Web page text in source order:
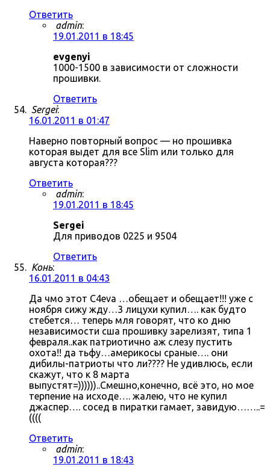
Ответить
admin:
19.01.2011 в 18:45
evgenyi
1000-1500 в зависимости от сложности
прошивки.
Ответить
Sergei:
16.01.2011 в 01:47
Наверно повторный вопрос — но прошивка
которая выдет для все Slim или только для
августа которая???
Ответить
admin:
19.01.2011 в 18:45
Sergei
Для приводов 0225 и 9504
Ответить
Конь:
16.01.2011 в 04:43
Да чмо этот C4eva …обещает и обещает!!! уже с
ноября сижу жду…3 лицухи купил…. как будто
стебется… теперь мля говорят, что ко дню
независимости сша прошивку зарелизят, типа 1
февраля..как патриотично аж слезу пустить
охота!! да тьфу…америкосы сраные…. они
дибилы-патриоты что ли???? Не удивлюсь, если
скажут, что к 8 марта
выпустят=))))))..Смешно,конечно, всё это, но мое
терпение на исходе…. жалею, что не купил
джаспер…. сосед в пиратки гамает, завидую……..=
((((
Ответить
admin:
19.01.2011 в 18:43